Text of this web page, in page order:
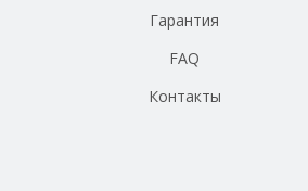
Гарантия
FAQ
Контакты